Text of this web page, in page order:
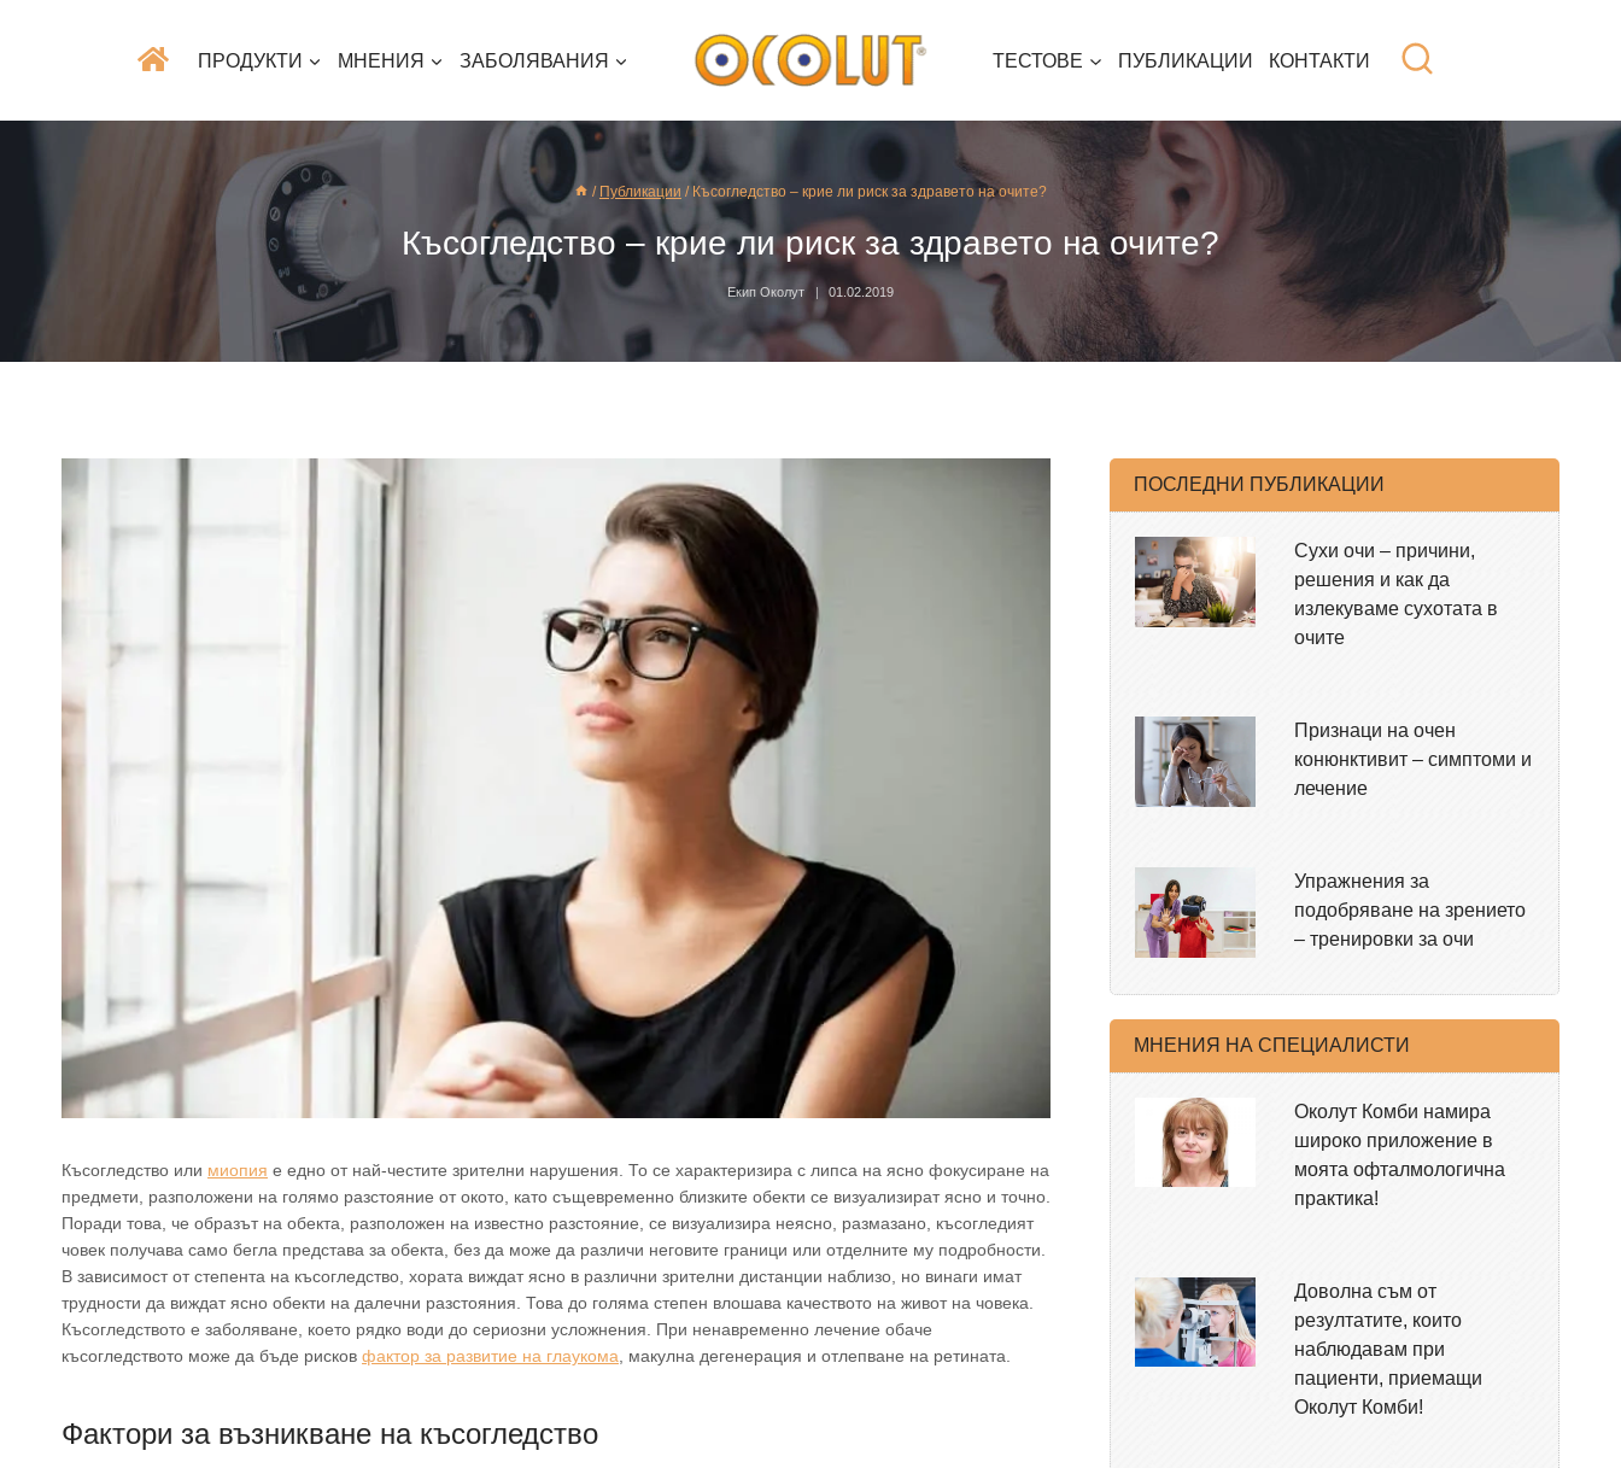
ПРОДУКТИ МНЕНИЯ ЗАБОЛЯВАНИЯ ТЕСТОВЕ ПУБЛИКАЦИИ КОНТАКТИ
/ Публикации / Късогледство – крие ли риск за здравето на очите?
Късогледство – крие ли риск за здравето на очите?
Екип Околут 01.02.2019
Късогледство или миопия е едно от най-честите зрителни нарушения. То се характеризира с липса на ясно фокусиране на
предмети, разположени на голямо разстояние от окото, като същевременно близките обекти се визуализират ясно и точно.
Поради това, че образът на обекта, разположен на известно разстояние, се визуализира неясно, размазано, късогледият
човек получава само бегла представа за обекта, без да може да различи неговите граници или отделните му подробности.
В зависимост от степента на късогледство, хората виждат ясно в различни зрителни дистанции наблизо, но винаги имат
трудности да виждат ясно обекти на далечни разстояния. Това до голяма степен влошава качеството на живот на човека.
Късогледството е заболяване, което рядко води до сериозни усложнения. При ненавременно лечение обаче
късогледството може да бъде рисков фактор за развитие на глаукома , макулна дегенерация и отлепване на ретината.
Фактори за възникване на късогледство
ПОСЛЕДНИ ПУБЛИКАЦИИ
Сухи очи – причини,
решения и как да
излекуваме сухотата в
очите
Признаци на очен
конюнктивит – симптоми и
лечение
Упражнения за
подобряване на зрението
– тренировки за очи
МНЕНИЯ НА СПЕЦИАЛИСТИ
Околут Комби намира
широко приложение в
моята офталмологична
практика!
Доволна съм от
резултатите, които
наблюдавам при
пациенти, приемащи
Околут Комби!